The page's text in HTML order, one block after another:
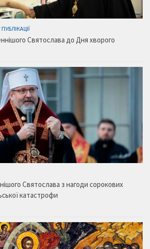
ПУБЛІКАЦІЇ
Святослава до Дня хворого
Святослава з нагоди сорокових
катастрофи